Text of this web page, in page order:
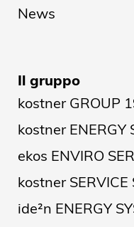
News
Il gruppo
kostner GROUP
kostner ENERGY
ekos ENVIRO
kostner SERVICE
ide²n ENERGY